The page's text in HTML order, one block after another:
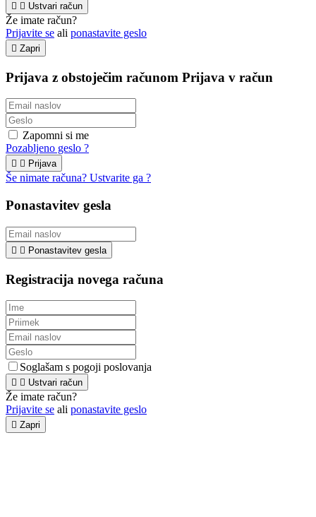
  Ustvari račun
Že imate račun?
Prijavite se ali ponastavite geslo
 Zapri
Prijava z obstoječim računom Prijava v račun
Zapomni si me
Pozabljeno geslo ?
  Prijava
Še nimate računa? Ustvarite ga ?
Ponastavitev gesla
  Ponastavitev gesla
Registracija novega računa
Soglašam s pogoji poslovanja
  Ustvari račun
Že imate račun?
Prijavite se ali ponastavite geslo
 Zapri